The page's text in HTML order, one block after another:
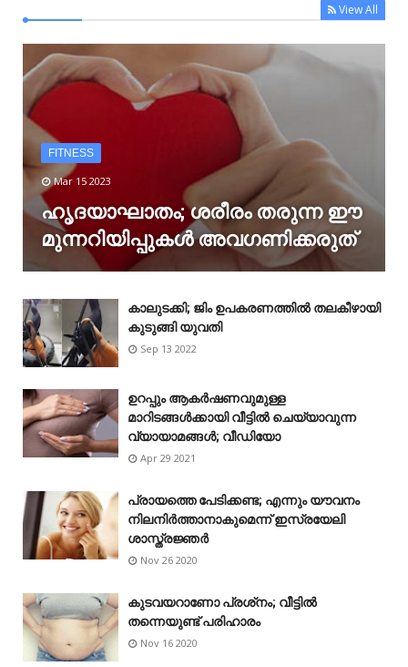
View All
FITNESS
Mar 15 2023
ഹൃദയാഘാതം; ശരീരം തരുന്ന ഈ
മുന്നറിയിപ്പുകൾ അവഗണിക്കരുത്
കാലുടക്കി; ജിം ഉപകരണത്തിൽ തലകീഴായി
കുടുങ്ങി യുവതി
Sep 13 2022
ഉറപ്പും ആകർഷണവുമുള്ള
മാറിടങ്ങൾക്കായി വീട്ടിൽ ചെയ്യാവുന്ന
വ്യായാമങ്ങൾ; വീഡിയോ
Apr 29 2021
പ്രായത്തെ പേടിക്കണ്ട; എന്നും യൗവനം
നിലനിർത്താനാകുമെന്ന് ഇസ്രയേലി
ശാസ്ത്രജ്ഞർ
Nov 26 2020
കുടവയറാണോ പ്രശ്‌നം; വീട്ടിൽ
തന്നെയുണ്ട് പരിഹാരം
Nov 16 2020